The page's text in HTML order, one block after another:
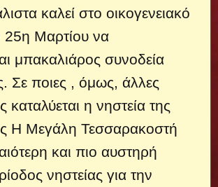
καλεί στο οικογενειακό
25η Μαρτίου να
μπακαλιάρος συνοδεία
Σε ποιες , όμως, άλλες
καταλύεται η νηστεία της
Η Μεγάλη Τεσσαρακοστή
και πιο αυστηρή
νηστείας για την